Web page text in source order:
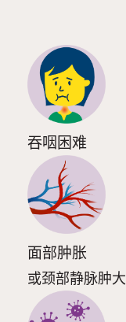
吞咽困难
面部肿胀
或颈部静脉肿大